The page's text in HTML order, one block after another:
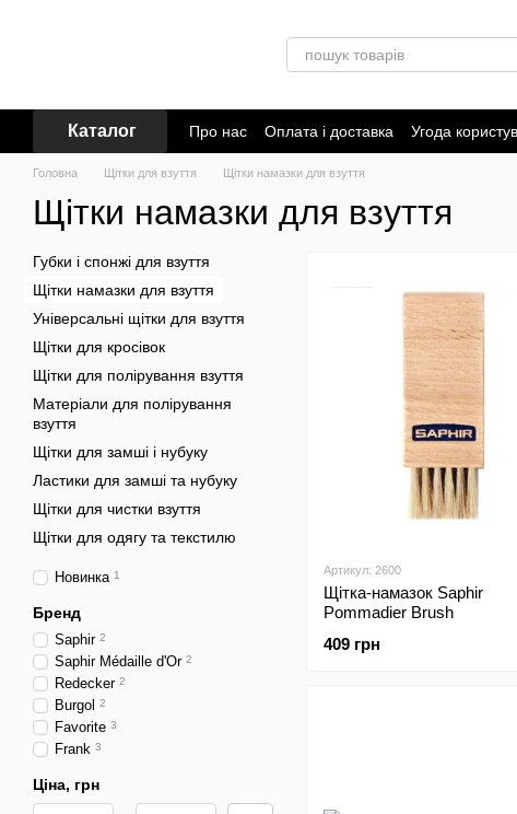
Каталог Про нас Оплата і доставка Угода
Головна Щітки для взуття Щітки намазки для взуття
Щітки намазки для взуття
Артикул: 2600
Щітка-намазок Saphir
Pommadier Brush
409 грн
Губки і спонжі для взуття
Щітки намазки для взуття
Універсальні щітки для взуття
Щітки для кросівок
Щітки для полірування взуття
Матеріали для полірування
взуття
Щітки для замші і нубуку
Ластики для замші та нубуку
Щітки для чистки взуття
Щітки для одягу та текстилю
Новинка 1
Бренд
Saphir 2
Saphir Médaille d'Or 2
Redecker 2
Burgol 2
Favorite 3
Frank 3
Ціна, грн